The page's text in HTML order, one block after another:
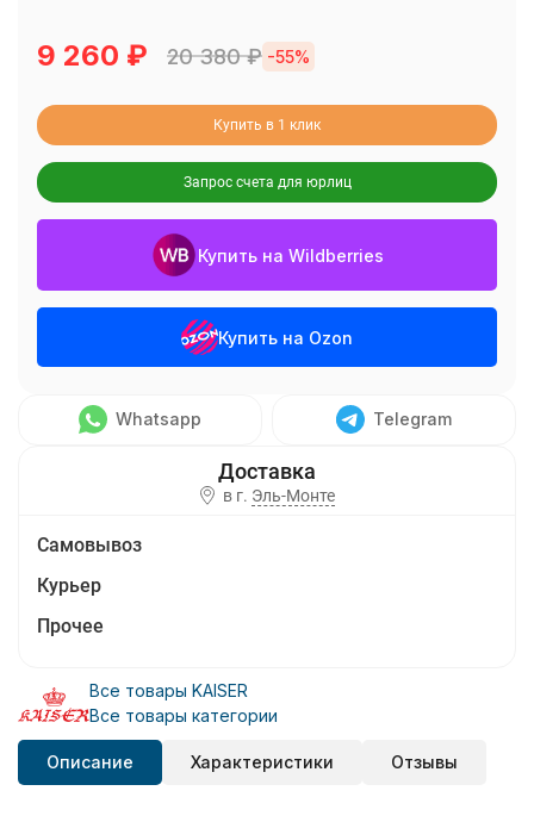
9 260 ₽ 20 380₽ -55%
Купить в 1 клик
Запрос счета для юрлиц
Купить на Wildberries
Купить на Ozon
Whatsapp Telegram
в г. Эль-Монте
Самовывоз
Курьер
Прочее
Все товары KAISER
Все товары категории
Описание Характеристики Отзывы